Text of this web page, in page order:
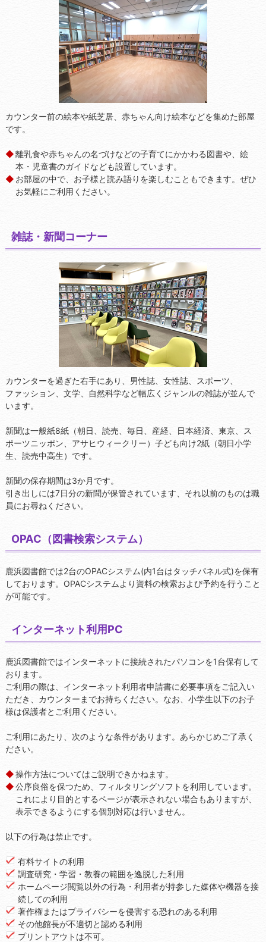
カウンター前の絵本や紙芝居、赤ちゃん向け絵本などを集めた部屋
です。
離乳食や赤ちゃんの名づけなどの子育てにかかわる図書や、絵
本・児童書のガイドなども設置しています。
お部屋の中で、お子様と読み語りを楽しむこともできます。ぜひ
お気軽にご利用ください。
雑誌・新聞コーナー
カウンターを過ぎた右手にあり、男性誌、女性誌、スポーツ、
ファッション、文学、自然科学など幅広くジャンルの雑誌が並んで
います。
新聞は一般紙8紙（朝日、読売、毎日、産経、日本経済、東京、ス
ポーツニッポン、アサヒウィークリー）子ども向け2紙（朝日小学
生、読売中高生）です。
新聞の保存期間は3か月です。
引き出しには7日分の新聞が保管されています、それ以前のものは職
員にお尋ねください。
OPAC（図書検索システム）
鹿浜図書館では2台のOPACシステム(内1台はタッチパネル式)を保有
しております。OPACシステムより資料の検索および予約を行うこと
が可能です。
インターネット利用PC
鹿浜図書館ではインターネットに接続されたパソコンを1台保有して
おります。
ご利用の際は、インターネット利用者申請書に必要事項をご記入い
ただき、カウンターまでお持ちください。なお、小学生以下のお子
様は保護者とご利用ください。
ご利用にあたり、次のような条件があります。あらかじめご了承く
ださい。
操作方法についてはご説明できかねます。
公序良俗を保つため、フィルタリングソフトを利用しています。
これにより目的とするページが表示されない場合もありますが、
表示できるようにする個別対応は行いません。
以下の行為は禁止です。
有料サイトの利用
調査研究・学習・教養の範囲を逸脱した利用
ホームページ閲覧以外の行為・利用者が持参した媒体や機器を接
続しての利用
著作権またはプライバシーを侵害する恐れのある利用
その他館長が不適切と認める利用
プリントアウトは不可。